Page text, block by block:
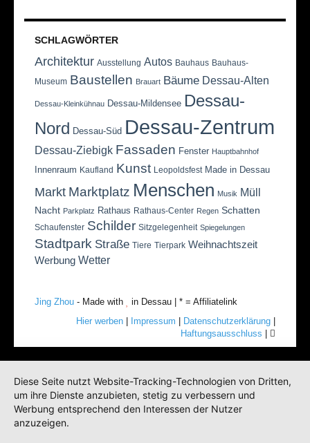
SCHLAGWÖRTER
Architektur Ausstellung Autos Bauhaus Bauhaus-
Museum Baustellen Brauart Bäume Dessau-Alten
Dessau-Kleinkühnau Dessau-Mildensee Dessau-
Nord Dessau-Süd Dessau-Zentrum
Dessau-Ziebigk Fassaden Fenster Hauptbahnhof
Innenraum Kaufland Kunst Leopoldsfest Made in Dessau
Markt Marktplatz Menschen Musik Müll
Nacht Parkplatz Rathaus Rathaus-Center Regen Schatten
Schaufenster Schilder Sitzgelegenheit Spiegelungen
Stadtpark Straße Tiere Tierpark Weihnachtszeit
Werbung Wetter
Jing Zhou - Made with
in Dessau | * = Affiliatelink
Hier werben
Impressum Datenschutzerklärung
Haftungsausschluss
Diese Seite nutzt Website-Tracking-Technologien von Dritten,
um ihre Dienste anzubieten, stetig zu verbessern und
Werbung entsprechend den Interessen der Nutzer
anzuzeigen.